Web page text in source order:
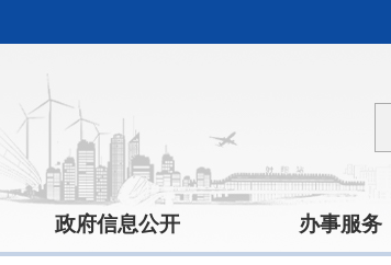
政府信息公开 办事服务